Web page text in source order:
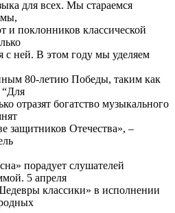
для всех. Мы стараемся
и поклонников классической
с ней. В этом году мы уделяем
80-летию Победы, таким как
отразят богатство музыкального
защитников Отечества», –
порадует слушателей
5 апреля
классики» в исполнении